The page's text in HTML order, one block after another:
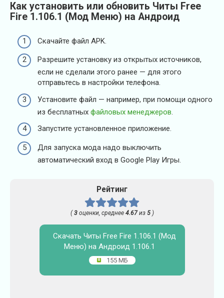
Как установить или обновить Читы Free
Fire 1.106.1 (Мод Меню) на Андроид
Скачайте файл APK.
Разрешите установку из открытых источников,
если не сделали этого ранее — для этого
отправьтесь в настройки телефона.
Установите файл — например, при помощи одного
из бесплатных файловых менеджеров.
Запустите установленное приложение.
Для запуска мода надо выключить
автоматический вход в Google Play Игры.
Рейтинг
(3оценки, среднее 4.67из 5)
Скачать Читы Free Fire 1.106.1 (Мод
Меню) на Андроид 1.106.1
155 МБ